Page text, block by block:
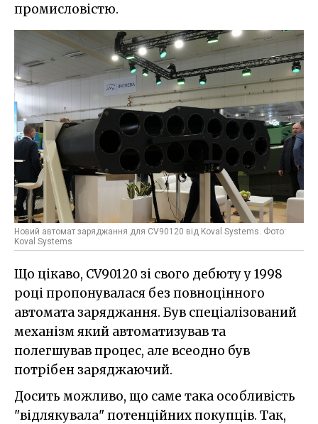
промисловістю.
Новий автомат заряджання для CV90120 від Koval Systems. Фото:
Koval Systems
Що цікаво, CV90120 зі свого дебюту у 1998
році пропонувалася без повноцінного
автомата заряджання. Був спеціалізований
механізм який автоматизував та
полегшував процес, але всеодно був
потрібен заряджаючий.
Досить можливо, що саме така особливість
"відлякувала" потенційних покупців. Так,